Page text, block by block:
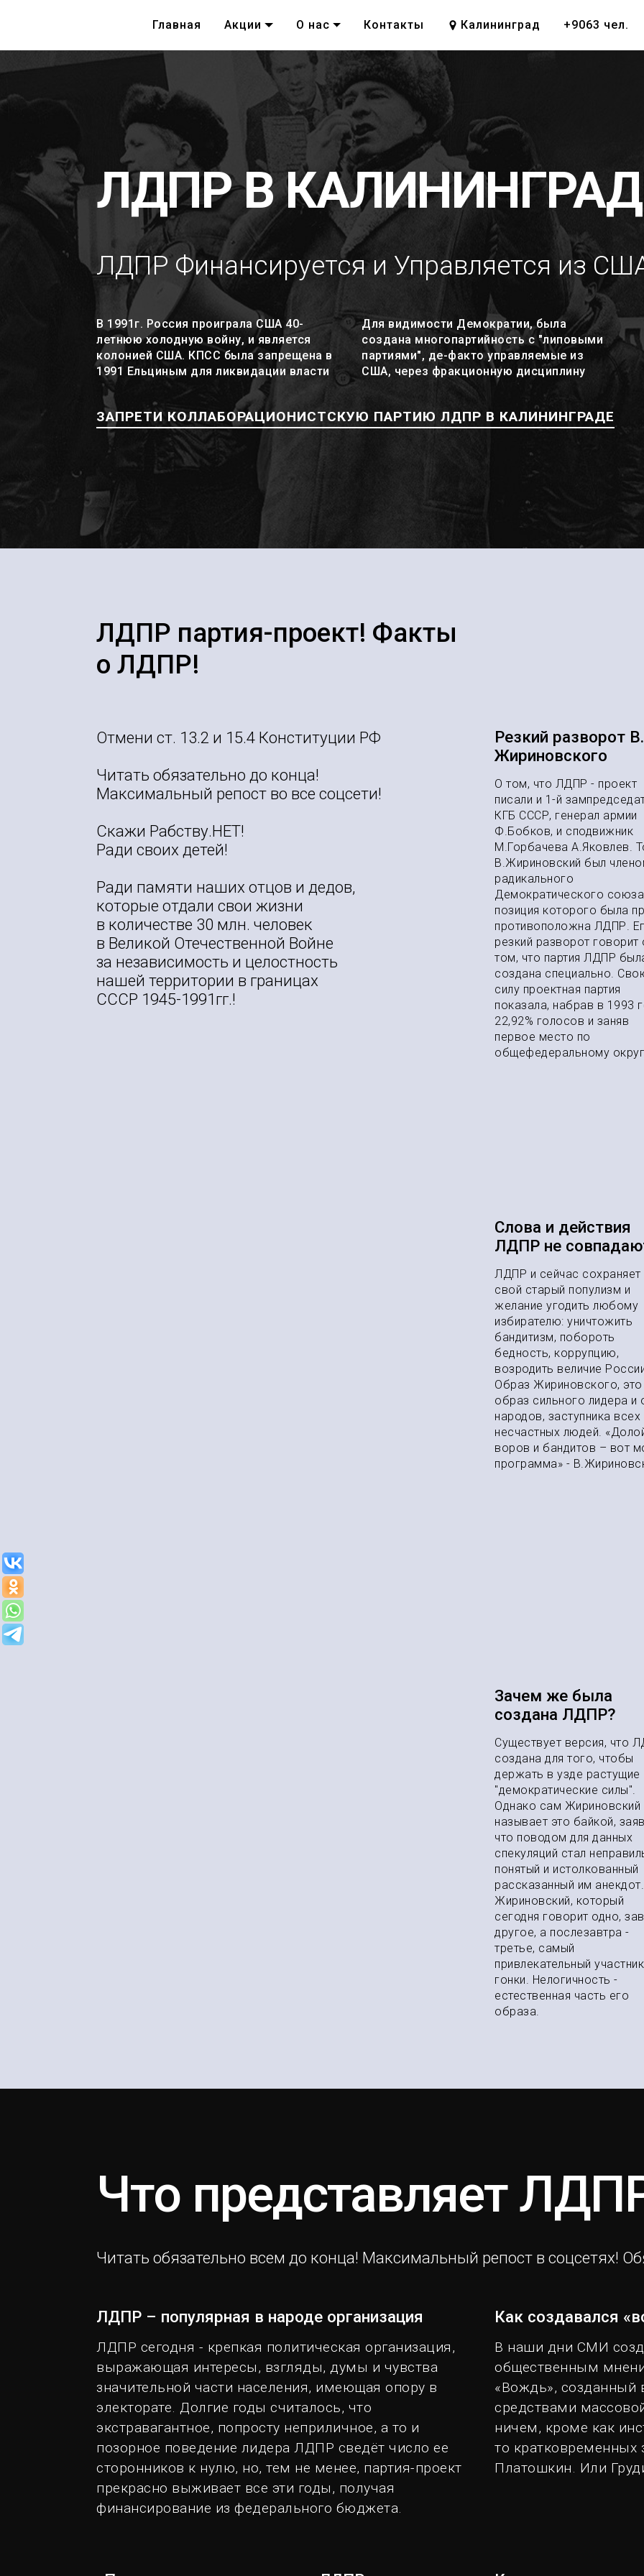
Главная Акции О нас Контакты Калининград +9063 чел.
ЛДПР В
ЛДПР Финансируется и Управляется из
В 1991г. Россия проиграла США 40-
летнюю холодную войну, и является
колонией США. КПСС была запрещена в
1991 Ельциным для ликвидации власти
Для видимости Демократии, была
создана многопартийность с "липовыми
партиями", де-факто управляемые из
США, через фракционную дисциплину
ЗАПРЕТИ КОЛЛАБОРАЦИОНИСТСКУЮ ПАРТИЮ ЛДПР В КАЛИНИНГРАДЕ
ЛДПР партия-проект! Факты
о ЛДПР!
Отмени ст. 13.2 и 15.4 Конституции РФ
Читать обязательно до конца!
Максимальный репост во все соцсети!
Скажи Рабству.НЕТ!
Ради своих детей!
Ради памяти наших отцов и дедов,
которые отдали свои жизни
в количестве 30 млн. человек
в Великой Отечественной Войне
за независимость и целостность
нашей территории в границах
СССР 1945-1991гг.!
Резкий разворот В.
Жириновского
О том, что ЛДПР - проект
писали и 1-й
КГБ СССР, генерал армии
Ф.Бобков, и сподвижник
М.Горбачева А.Яковлев.
В.Жириновский был
радикального
Демократического
позиция которого была
противоположна ЛДПР.
резкий разворот говорит
том, что партия ЛДПР
создана специально.
силу проектная партия
показала, набрав в 1993
22,92% голосов и заняв
первое место по
общефедеральному
Слова и действия
ЛДПР не
ЛДПР и сейчас сохраняет
свой старый популизм и
желание угодить любому
избирателю: уничтожить
бандитизм, побороть
бедность, коррупцию,
возродить величие
Образ Жириновского, это
образ сильного лидера и
народов, заступника всех
несчастных людей.
воров и бандитов – вот
программа» -
Зачем же была
создана ЛДПР?
Существует версия, что
создана для того, чтобы
держать в узде растущие
"демократические силы".
Однако сам Жириновский
называет это байкой,
что поводом для данных
спекуляций стал
понятый и истолкованный
рассказанный им анекдот.
Жириновский, который
сегодня говорит одно,
другое, а послезавтра -
третье, самый
привлекательный участник
гонки. Нелогичность -
естественная часть его
образа.
Что представляет
Читать обязательно всем до конца! Максимальный репост в соцсетях!
ЛДПР – популярная в народе организация
ЛДПР сегодня - крепкая политическая организация,
выражающая интересы, взгляды, думы и чувства
значительной части населения, имеющая опору в
электорате. Долгие годы считалось, что
экстравагантное, попросту неприличное, а то и
позорное поведение лидера ЛДПР сведёт число ее
сторонников к нулю, но, тем не менее, партия-проект
прекрасно выживает все эти годы, получая
финансирование из федерального бюджета.
Как создавался
В наши дни СМИ
общественным
«Вождь», созданный
средствами
ничем, кроме как
то кратковременных
Платошкин. Или